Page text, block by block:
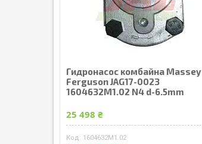
Гидронасос комбайна Massey
Ferguson JAG17-0023
1604632M1.02 N4 d-6.5mm
25 498 ₴
1604632M1.02